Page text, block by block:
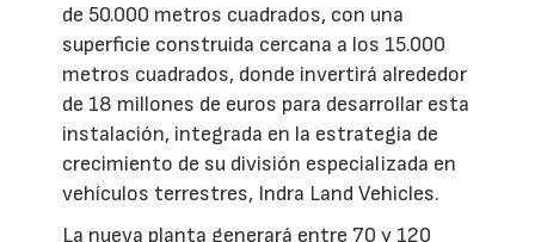
de 50.000 metros cuadrados, con una
superficie construida cercana a los 15.000
metros cuadrados, donde invertirá alrededor
de 18 millones de euros para desarrollar esta
instalación, integrada en la estrategia de
crecimiento de su división especializada en
vehículos terrestres, Indra Land Vehicles.
La nueva planta generará entre 70 y 120